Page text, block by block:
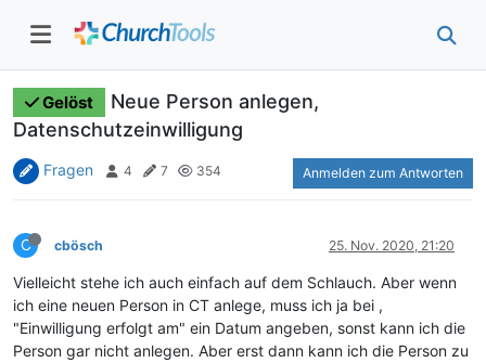
Gelöst
Neue Person anlegen,
Datenschutzeinwilligung
Fragen 4 7 354 Anmelden zum Antworten
C cbösch 25. Nov. 2020, 21:20
Vielleicht stehe ich auch einfach auf dem Schlauch. Aber wenn
ich eine neuen Person in CT anlege, muss ich ja bei ,
"Einwilligung erfolgt am" ein Datum angeben, sonst kann ich die
Person gar nicht anlegen. Aber erst dann kann ich die Person zu